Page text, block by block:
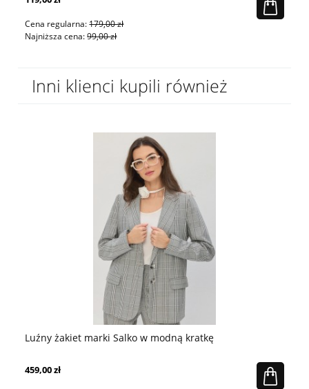
Cena regularna:179,00 zł
Najniższa cena:99,00 zł
Inni klienci kupili również
Luźny żakiet marki Salko w modną kratkę
459,00 zł